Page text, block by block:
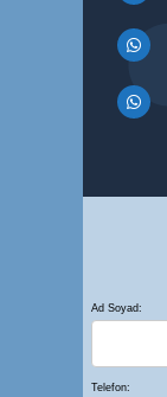
Ad Soyad:
Telefon: